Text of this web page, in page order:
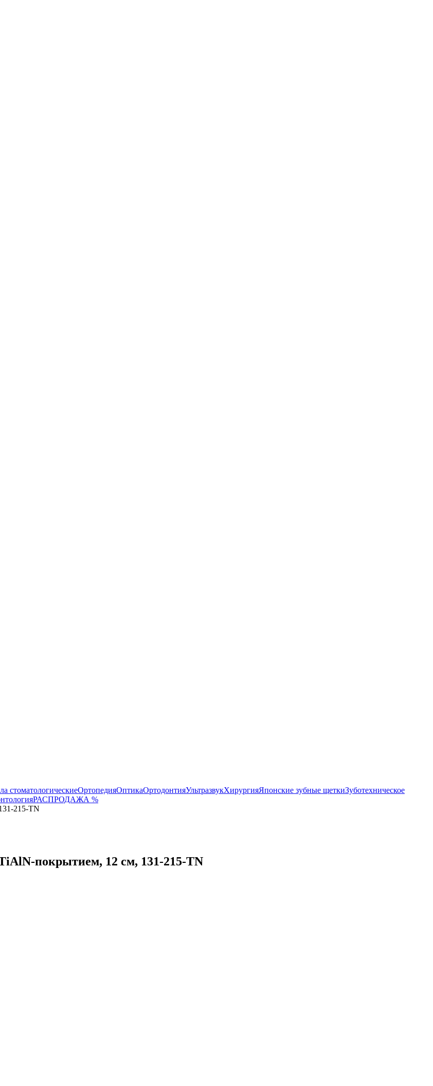
стоматологическиеОртопедияОптикаОртодонтияУльтразвукХирургияЯпонские зубные щеткиЗуботехническое
РАСПРОДАЖА %
215-TN
покрытием, 12 см, 131-215-TN